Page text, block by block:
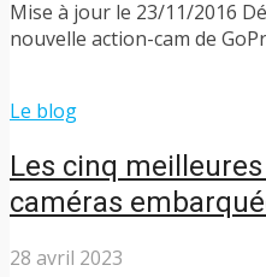
Mise à jour le 23/11/2016
nouvelle action-cam de
Le blog
Les cinq
caméras
28 avril 2023